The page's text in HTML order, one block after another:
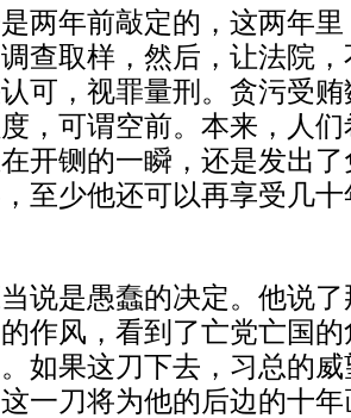
两年前敲定的，这两年
查取样，然后，让法院
可，视罪量刑。贪污受
，可谓空前。本来，人
开铡的一瞬，还是发出
至少他还可以再享受几
说是愚蠢的决定。他说
作风，看到了亡党亡国
如果这刀下去，习总的
一刀将为他的后边的十